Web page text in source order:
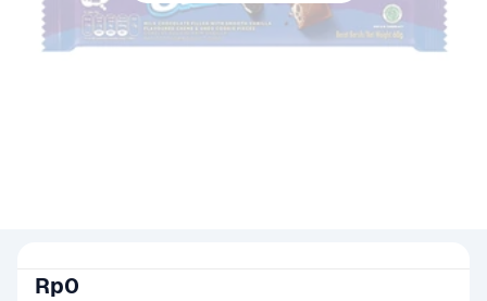
Rp0